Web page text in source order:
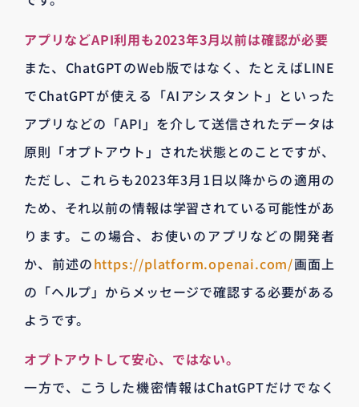
アプリなどAPI利用も2023年3月以前は確認が必要
また、ChatGPTのWeb版ではなく、たとえばLINE
でChatGPTが使える「AIアシスタント」といった
アプリなどの「API」を介して送信されたデータは
原則「オプトアウト」された状態とのことですが、
ただし、これらも2023年3月1日以降からの適用の
ため、それ以前の情報は学習されている可能性があ
ります。この場合、お使いのアプリなどの開発者
か、前述のhttps://platform.openai.com/画面上
の「ヘルプ」からメッセージで確認する必要がある
ようです。
オプトアウトして安心、ではない。
一方で、こうした機密情報はChatGPTだけでなく